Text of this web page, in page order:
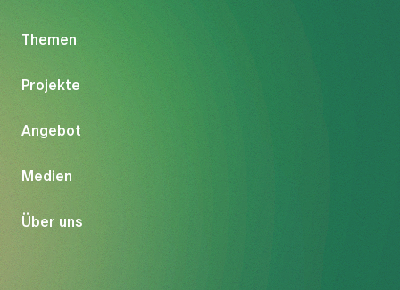
Themen
Projekte
Angebot
Medien
Über uns